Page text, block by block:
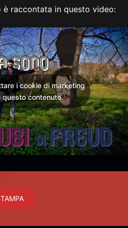
raccontata in questo video:
i cookie di marketing
questo contenuto